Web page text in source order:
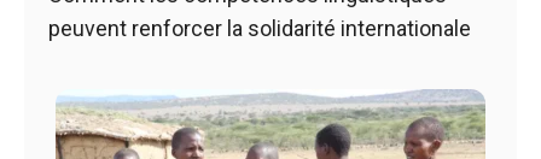
peuvent renforcer la solidarité internationale